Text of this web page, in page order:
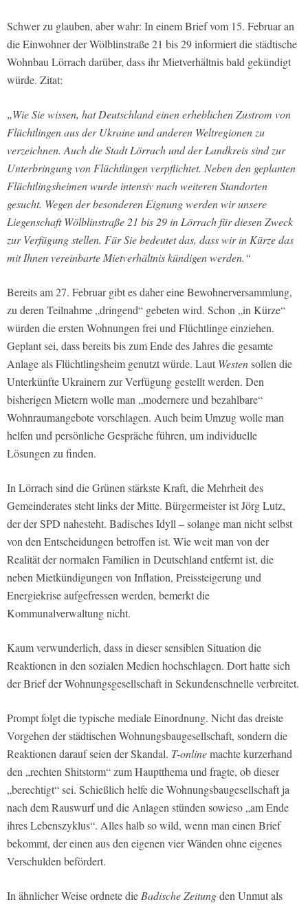
Schwer zu glauben, aber wahr: In einem Brief vom 15. Februar an
die Einwohner der Wölblinstraße 21 bis 29 informiert die städtische
Wohnbau Lörrach darüber, dass ihr Mietverhältnis bald gekündigt
würde. Zitat:
„Wie Sie wissen, hat Deutschland einen erheblichen Zustrom von
Flüchtlingen aus der Ukraine und anderen Weltregionen zu
verzeichnen. Auch die Stadt Lörrach und der Landkreis sind zur
Unterbringung von Flüchtlingen verpflichtet. Neben den geplanten
Flüchtlingsheimen wurde intensiv nach weiteren Standorten
gesucht. Wegen der besonderen Eignung werden wir unsere
Liegenschaft Wölblinstraße 21 bis 29 in Lörrach für diesen Zweck
zur Verfügung stellen. Für Sie bedeutet das, dass wir in Kürze das
mit Ihnen vereinbarte Mietverhältnis kündigen werden.“
Bereits am 27. Februar gibt es daher eine Bewohnerversammlung,
zu deren Teilnahme „dringend“ gebeten wird. Schon „in Kürze“
würden die ersten Wohnungen frei und Flüchtlinge einziehen.
Geplant sei, dass bereits bis zum Ende des Jahres die gesamte
Anlage als Flüchtlingsheim genutzt würde. Laut Westensollen die
Unterkünfte Ukrainern zur Verfügung gestellt werden. Den
bisherigen Mietern wolle man „modernere und bezahlbare“
Wohnraumangebote vorschlagen. Auch beim Umzug wolle man
helfen und persönliche Gespräche führen, um individuelle
Lösungen zu finden.
In Lörrach sind die Grünen stärkste Kraft, die Mehrheit des
Gemeinderates steht links der Mitte. Bürgermeister ist Jörg Lutz,
der der SPD nahesteht. Badisches Idyll – solange man nicht selbst
von den Entscheidungen betroffen ist. Wie weit man von der
Realität der normalen Familien in Deutschland entfernt ist, die
neben Mietkündigungen von Inflation, Preissteigerung und
Energiekrise aufgefressen werden, bemerkt die
Kommunalverwaltung nicht.
Kaum verwunderlich, dass in dieser sensiblen Situation die
Reaktionen in den sozialen Medien hochschlagen. Dort hatte sich
der Brief der Wohnungsgesellschaft in Sekundenschnelle verbreitet.
Prompt folgt die typische mediale Einordnung. Nicht das dreiste
Vorgehen der städtischen Wohnungsbaugesellschaft, sondern die
Reaktionen darauf seien der Skandal. T-onlinemachte kurzerhand
den „rechten Shitstorm“ zum Hauptthema und fragte, ob dieser
„berechtigt“ sei. Schießlich helfe die Wohnungsbaugesellschaft ja
nach dem Rauswurf und die Anlagen stünden sowieso „am Ende
ihres Lebenszyklus“. Alles halb so wild, wenn man einen Brief
bekommt, der einen aus den eigenen vier Wänden ohne eigenes
Verschulden befördert.
In ähnlicher Weise ordnete die Badische Zeitungden Unmut als